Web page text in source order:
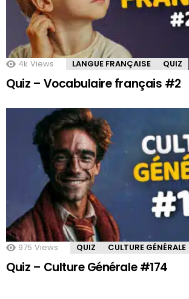
4k Views LANGUE FRANÇAISE QUIZ
Quiz – Vocabulaire français #2
975 Views QUIZ CULTURE GÉNÉRALE
Quiz – Culture Générale #174